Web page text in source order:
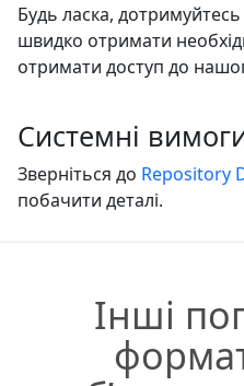
Будь ласка,
швидко отримати
отримати доступ до
Системні
Зверніться до Repository
побачити деталі.
Інші